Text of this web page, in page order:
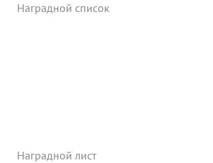
Наградной список
Наградной лист